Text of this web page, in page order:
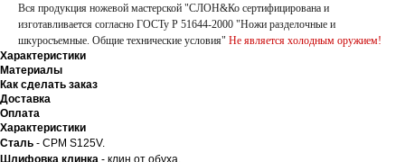
Вся продукция ножевой мастерской "СЛОН&Ко сертифицирована и
изготавливается согласно ГОСТу Р 51644-2000 "Ножи разделочные и
шкуросъемные. Общие технические условия" Не является холодным оружием!
Характеристики
Материалы
Как сделать заказ
Доставка
Оплата
Характеристики
Сталь - CPM S125V.